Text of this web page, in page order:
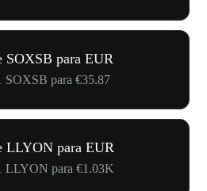
SOXSB para EUR
SOXSB para €35.87
LLYON para EUR
LLYON para €1.03K